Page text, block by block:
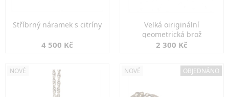
Stříbrný náramek s citríny
4 500 Kč
Velká oiriginální
geometrická brož
2 300 Kč
NOVÉ NOVÉ OBJEDNÁNO